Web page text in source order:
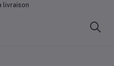
livraison